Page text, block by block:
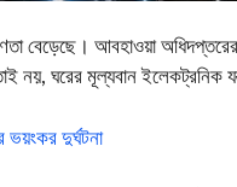
বেড়েছে। আবহাওয়া
নয়, ঘরের মূল্যবান ইলেকট্রনিক
ভয়ংকর দুর্ঘটনা